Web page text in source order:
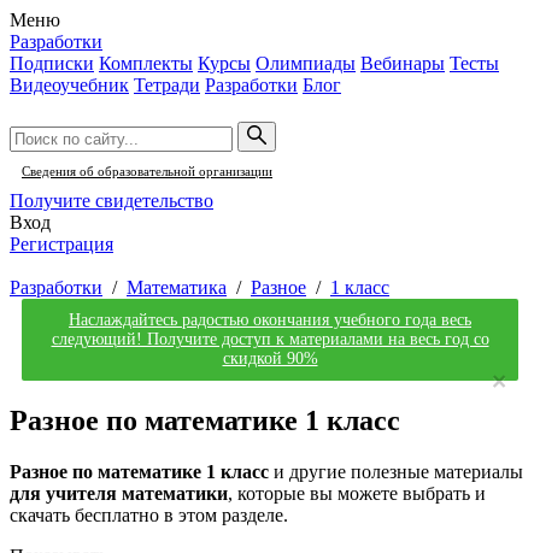
Меню
Разработки
Подписки Комплекты Курсы Олимпиады Вебинары Тесты
Видеоучебник Тетради Разработки Блог
Сведения об образовательной организации
Получите свидетельство
Вход
Регистрация
Разработки / Математика / Разное / 1 класс
Наслаждайтесь радостью окончания учебного года весь
следующий! Получите доступ к материалами на весь год со
скидкой 90%
×
Разное по математике 1 класс
Разное по математике 1 класс и другие полезные материалы
для учителя математики, которые вы можете выбрать и
скачать бесплатно в этом разделе.